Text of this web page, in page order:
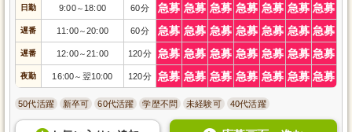
日勤 9:00～ 18:00 60分 急募 急募 急募 急募 急募 急募 急募
遅番 11:00～20:00 60分 急募 急募 急募 急募 急募 急募 急募
遅番 12:00～21:00 120分 急募 急募 急募 急募 急募 急募 急募
夜勤 16:00～ 翌10:00 120分 急募 急募 急募 急募 急募 急募 急募
50代活躍 新卒可 60代活躍 学歴不問 未経験可 40代活躍